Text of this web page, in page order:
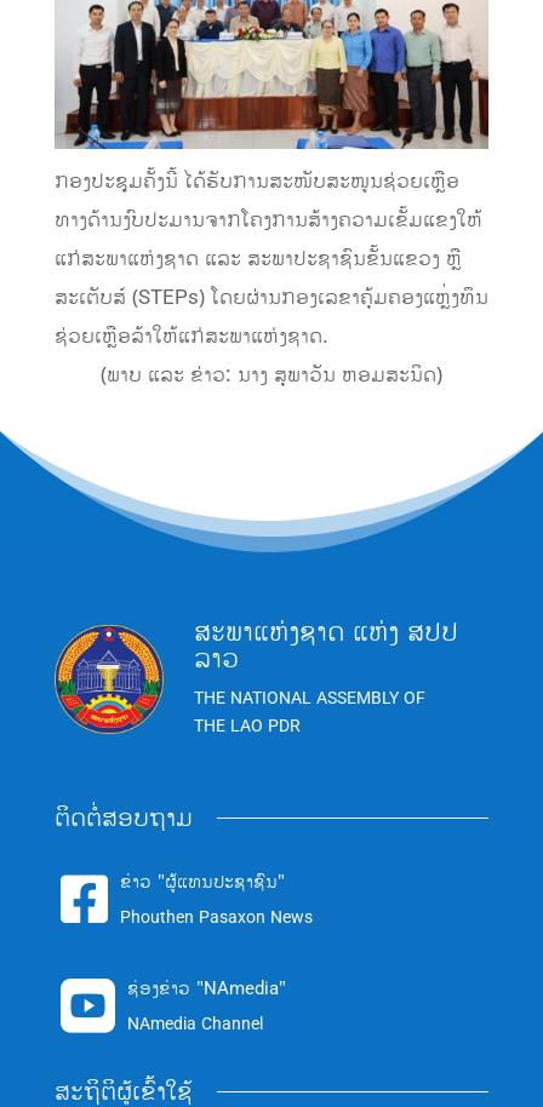
ກອງປະຊຸມຄັ້ງນີ້ ໄດ້ຮັບການສະໜັບສະໜູນຊ່ວຍເຫຼືອ
ທາງດ້ານງົບປະມານຈາກໂຄງການສ້າງຄວາມເຂັ້ມແຂງໃຫ້
ແກ່ສະພາແຫ່ງຊາດ ແລະ ສະພາປະຊາຊົນຂັ້ນແຂວງ ຫຼື
ສະເຕັບສ໌ (STEPs) ໂດຍຜ່ານກອງເລຂາຄຸ້ມຄອງແຫຼ່ງທຶນ
ຊ່ວຍເຫຼືອລ້າໃຫ້ແກ່ສະພາແຫ່ງຊາດ.
(ພາບ ແລະ ຂ່າວ: ນາງ ສຸພາວັນ ຫອມສະນິດ)
ສະພາແຫ່ງຊາດ ແຫ່ງ ສປປ
ລາວ
THE NATIONAL ASSEMBLY OF
THE LAO PDR
ຕິດຕໍ່ສອບຖາມ
 ຂ່າວ "ຜູ້ແທນປະຊາຊົນ"
Phouthen Pasaxon News
 ຊ່ອງຂ່າວ "NAmedia"
NAmedia Channel
ສະຖິຕິຜູ້ເຂົ້າໃຊ້